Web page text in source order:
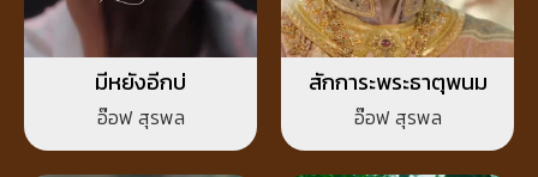
มีหยังอีกบ่
อ๊อฟ สุรพล
สักการะพระธาตุพนม
อ๊อฟ สุรพล